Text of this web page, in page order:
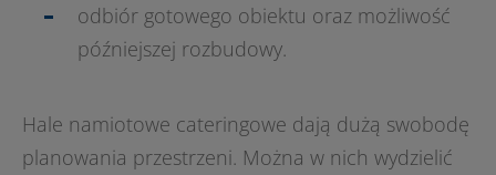
odbiór gotowego obiektu oraz możliwość
późniejszej rozbudowy.
Hale namiotowe cateringowe dają dużą swobodę
planowania przestrzeni. Można w nich wydzielić